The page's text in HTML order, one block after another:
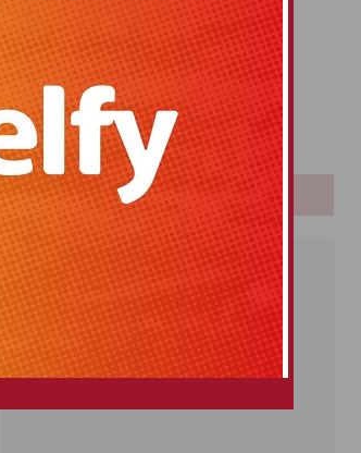
Bonoloto
Primitiva
El Gordo
Euromillones
Loteria
Once
PUBLICIDAD